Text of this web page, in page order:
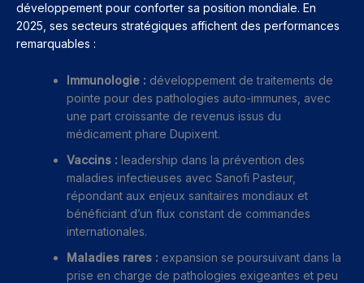
développement pour conforter sa position mondiale. En
2025, ses secteurs stratégiques affichent des performances
remarquables :
Immunologie : développement de traitements de
pointe pour des pathologies auto-immunes, avec
une part croissante de revenus issus du
médicament phare Dupixent.
Vaccins : leadership dans la prévention des
maladies infectieuses avec Sanofi Pasteur,
répondant aux enjeux sanitaires mondiaux et
bénéficiant d’un flux constant de commandes
internationales.
Maladies rares : expansion se poursuivant dans la
prise en charge de pathologies exigeantes et peu